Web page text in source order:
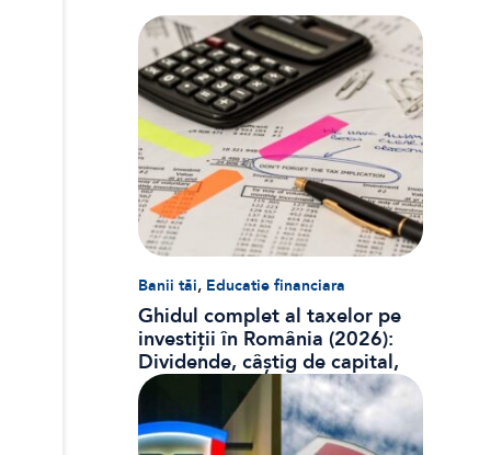
Banii tăi, Educatie financiara
Ghidul complet al taxelor pe
investiții în România (2026):
Dividende, câștig de capital,
dobânzi și CASS